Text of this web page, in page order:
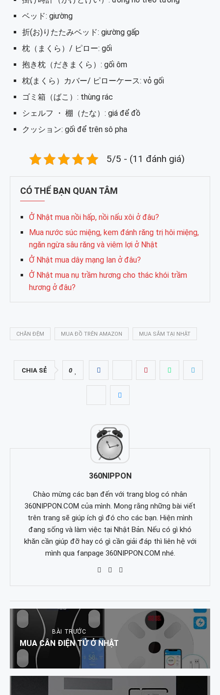
ベッド: giường
折(お)りたたみベッド: giường gấp
枕（まくら）/ ピロー: gối
抱き枕（だきまくら）: gối ôm
枕(まくら）カバー/ ピローケース: vỏ gối
ゴミ箱（ばこ）: thùng rác
シェルフ ・ 棚（たな）: giá để đồ
クッション: gối để trên sô pha
5/5 - (11 đánh giá)
CÓ THỂ BẠN QUAN TÂM
Ở Nhật mua nồi hấp, nồi nấu xôi ở đâu?
Mua nước súc miệng, kem đánh răng trị hôi miệng,
ngăn ngừa sâu răng và viêm lợi ở Nhật
Ở Nhật mua dây mạng lan ở đâu?
Ở Nhật mua nụ trầm hương cho thác khói trầm
hương ở đâu?
CHĂN ĐỆM MUA ĐỒ TRÊN AMAZON MUA SẮM TẠI NHẬT
CHIA SẺ 0
360NIPPON
Chào mừng các bạn đến với trang blog có nhân
360NIPPON.COM của mình. Mong rằng những bài viết
trên trang sẽ giúp ích gì đó cho các bạn. Hiện mình
đang sống và làm việc tại Nhật Bản. Nếu có gì khó
khăn cần giúp đỡ hay có gì cần giải đáp thì liên hệ với
mình qua fanpage 360NIPPON.COM nhé.
BÀI TRƯỚC
MUA CÂN ĐIỆN TỬ Ở NHẬT